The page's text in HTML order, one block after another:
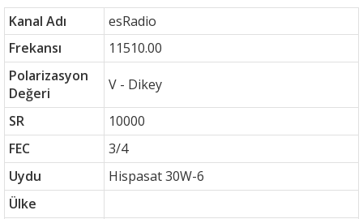
Kanal Adı
esRadio
Frekansı
11510.00
Polarizasyon
Değeri
V - Dikey
SR
10000
FEC
3/4
Uydu
Hispasat 30W-6
Ülke